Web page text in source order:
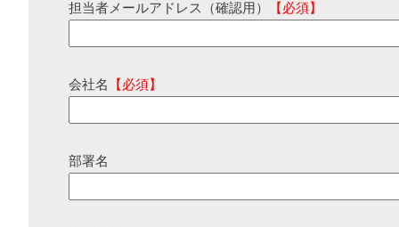
担当者メールアドレス（確認用） 【必須】
会社名 【必須】
部署名